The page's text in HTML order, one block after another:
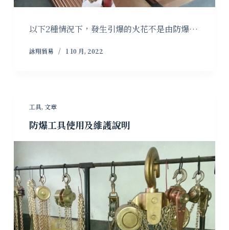
以下2種情況下，發生引爆的火花不是由防爆…
詠翔貿易 1 10 月, 2022
工具, 文章
防爆工具使用及維護說明